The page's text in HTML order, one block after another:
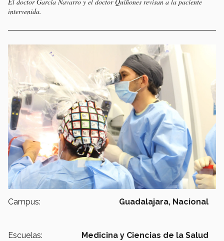
El doctor García Navarro y el doctor Quiñones revisan a la paciente
intervenida.
Campus: Guadalajara, Nacional
Escuelas: Medicina y Ciencias de la Salud